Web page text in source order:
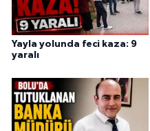
Yayla yolunda feci kaza: 9
yaralı